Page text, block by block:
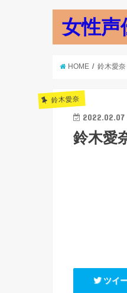
女性
HOME 鈴木愛奈
鈴木愛奈
2022.02.07
鈴木愛
ツイ